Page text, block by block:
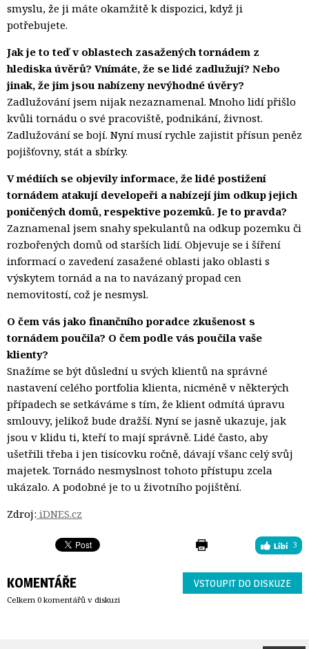
smyslu, že ji máte okamžitě k dispozici, když ji
potřebujete.
Jak je to teď v oblastech zasažených tornádem z
hlediska úvěrů? Vnímáte, že se lidé zadlužují? Nebo
jinak, že jim jsou nabízeny nevýhodné úvěry?
Zadlužování jsem nijak nezaznamenal. Mnoho lidí přišlo
kvůli tornádu o své pracoviště, podnikání, živnost.
Zadlužování se bojí. Nyní musí rychle zajistit přísun peněz
pojišťovny, stát a sbírky.
V médiích se objevily informace, že lidé postižení
tornádem atakují developeři a nabízejí jim odkup jejich
poničených domů, respektive pozemků. Je to pravda?
Zaznamenal jsem snahy spekulantů na odkup pozemku či
rozbořených domů od starších lidí. Objevuje se i šíření
informací o zavedení zasažené oblasti jako oblasti s
výskytem tornád a na to navázaný propad cen
nemovitostí, což je nesmysl.
O čem vás jako finančního poradce zkušenost s
tornádem poučila? O čem podle vás poučila vaše
klienty?
Snažíme se být důslední u svých klientů na správné
nastavení celého portfolia klienta, nicméně v některých
případech se setkáváme s tím, že klient odmítá úpravu
smlouvy, jelikož bude dražší. Nyní se jasně ukazuje, jak
jsou v klidu ti, kteří to mají správně. Lidé často, aby
ušetřili třeba i jen tisícovku ročně, dávají všanc celý svůj
majetek. Tornádo nesmyslnost tohoto přístupu zcela
ukázalo. A podobné je to u životního pojištění.
Zdroj: iDNES.cz
3
KOMENTÁŘE
Celkem 0 komentářů v diskuzi
VSTOUPIT DO DISKUZE
Peniaze.sk| PB